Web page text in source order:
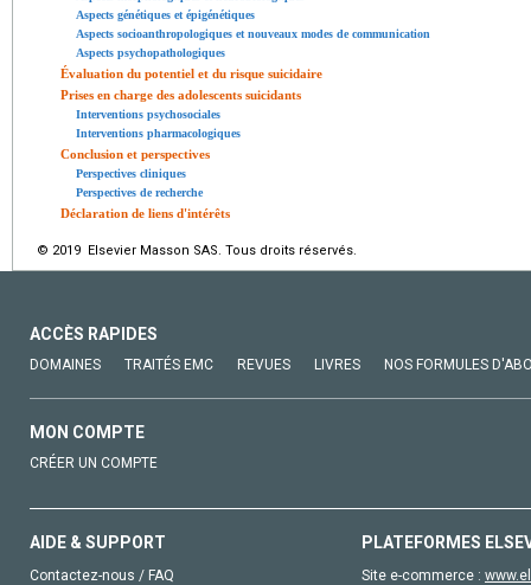
Aspects génétiques et épigénétiques
Aspects socioanthropologiques et nouveaux modes de communication
Aspects psychopathologiques
Évaluation du potentiel et du risque suicidaire
Prises en charge des adolescents suicidants
Interventions psychosociales
Interventions pharmacologiques
Conclusion et perspectives
Perspectives cliniques
Perspectives de recherche
Déclaration de liens d'intérêts
© 2019 Elsevier Masson SAS. Tous droits réservés.
ACCÈS RAPIDES
DOMAINES TRAITÉS EMC REVUES LIVRES NOS FORMULES
MON COMPTE
CRÉER UN COMPTE
AIDE & SUPPORT
Contactez-nous / FAQ
PLATEFORMES
Site e-commerce :